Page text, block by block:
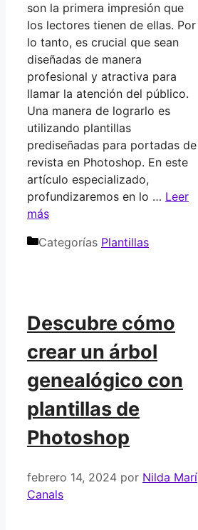
son la primera impresión que
los lectores tienen de ellas. Por
lo tanto, es crucial que sean
diseñadas de manera
profesional y atractiva para
llamar la atención del público.
Una manera de lograrlo es
utilizando plantillas
prediseñadas para portadas de
revista en Photoshop. En este
artículo especializado,
profundizaremos en lo … Leer
más
Categorías Plantillas
Descubre cómo
crear un árbol
genealógico con
plantillas de
Photoshop
febrero 14, 2024 por Nilda Marí
Canals